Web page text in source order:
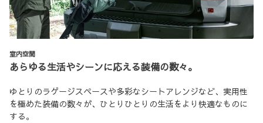
室内空間
あらゆる生活やシーンに応える装備の数々。
ゆとりのラゲージスペースや多彩なシートアレンジなど、実用性
を極めた装備の数々が、ひとりひとりの生活をより快適なものに
する。